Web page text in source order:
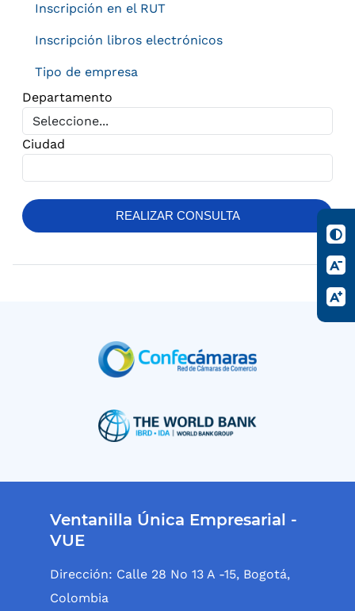
Inscripción en el RUT
Inscripción libros electrónicos
Tipo de empresa
Departamento
Ciudad
Ventanilla Única Empresarial -
VUE
Dirección: Calle 28 No 13 A -15, Bogotá,
Colombia